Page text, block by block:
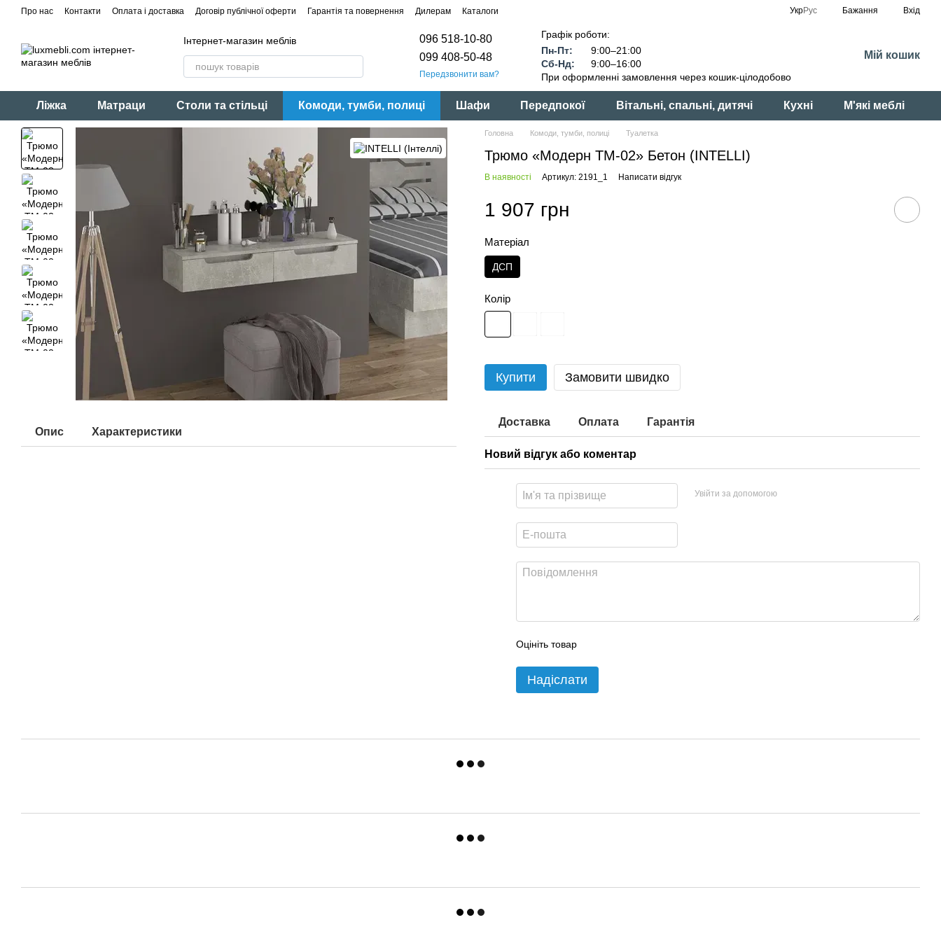
Перейти до основного контенту
Про нас Контакти Оплата і доставка Договір публічної оферти Гарантія та повернення Дилерам Каталоги УкрРус Бажання Вхід
Інтернет-магазин меблів
096 518-10-80
099 408-50-48
Передзвонити вам?
Графік роботи:
Пн-Пт:
9:00–21:00
Сб-Нд:
9:00–16:00
При оформленні замовлення через кошик-цілодобово
Мій кошик
Ліжка Матраци Столи та стільці Комоди, тумби, полиці Шафи Передпокої Вітальні, спальні, дитячі Кухні М'які меблі
Опис Характеристики
Головна Комоди, тумби, полиці Туалетка
Трюмо «Модерн ТМ-02» Бетон (INTELLI)
В наявності Артикул: 2191_1 Написати відгук
1 907 грн
Матеріал
ДСП
Колір
Купити Замовити швидко
Доставка Оплата Гарантія
Новий відгук або коментар
Увійти за допомогою
Оцініть товар
Надіслати